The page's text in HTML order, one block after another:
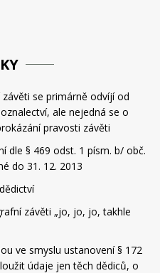
se primárně odvíjí od
ale nejedná se o
pravosti závěti
dle § 469 odst. 1 písm. b/ obč.
do 31. 12. 2013
závěti „jo, jo, jo, takhle
ve smyslu ustanovení § 172
údaje jen těch dědiců, o